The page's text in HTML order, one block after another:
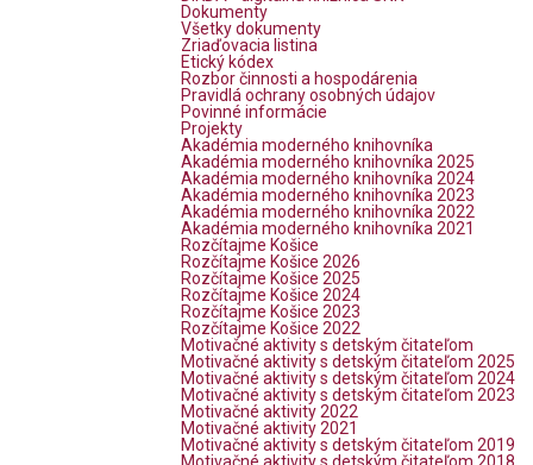
Dokumenty
Všetky dokumenty
Zriaďovacia listina
Etický kódex
Rozbor činnosti a hospodárenia
Pravidlá ochrany osobných údajov
Povinné informácie
Projekty
Akadémia moderného knihovníka
Akadémia moderného knihovníka 2025
Akadémia moderného knihovníka 2024
Akadémia moderného knihovníka 2023
Akadémia moderného knihovníka 2022
Akadémia moderného knihovníka 2021
Rozčítajme Košice
Rozčítajme Košice 2026
Rozčítajme Košice 2025
Rozčítajme Košice 2024
Rozčítajme Košice 2023
Rozčítajme Košice 2022
Motivačné aktivity s detským čitateľom
Motivačné aktivity s detským čitateľom 2025
Motivačné aktivity s detským čitateľom 2024
Motivačné aktivity s detským čitateľom 2023
Motivačné aktivity 2022
Motivačné aktivity 2021
Motivačné aktivity s detským čitateľom 2019